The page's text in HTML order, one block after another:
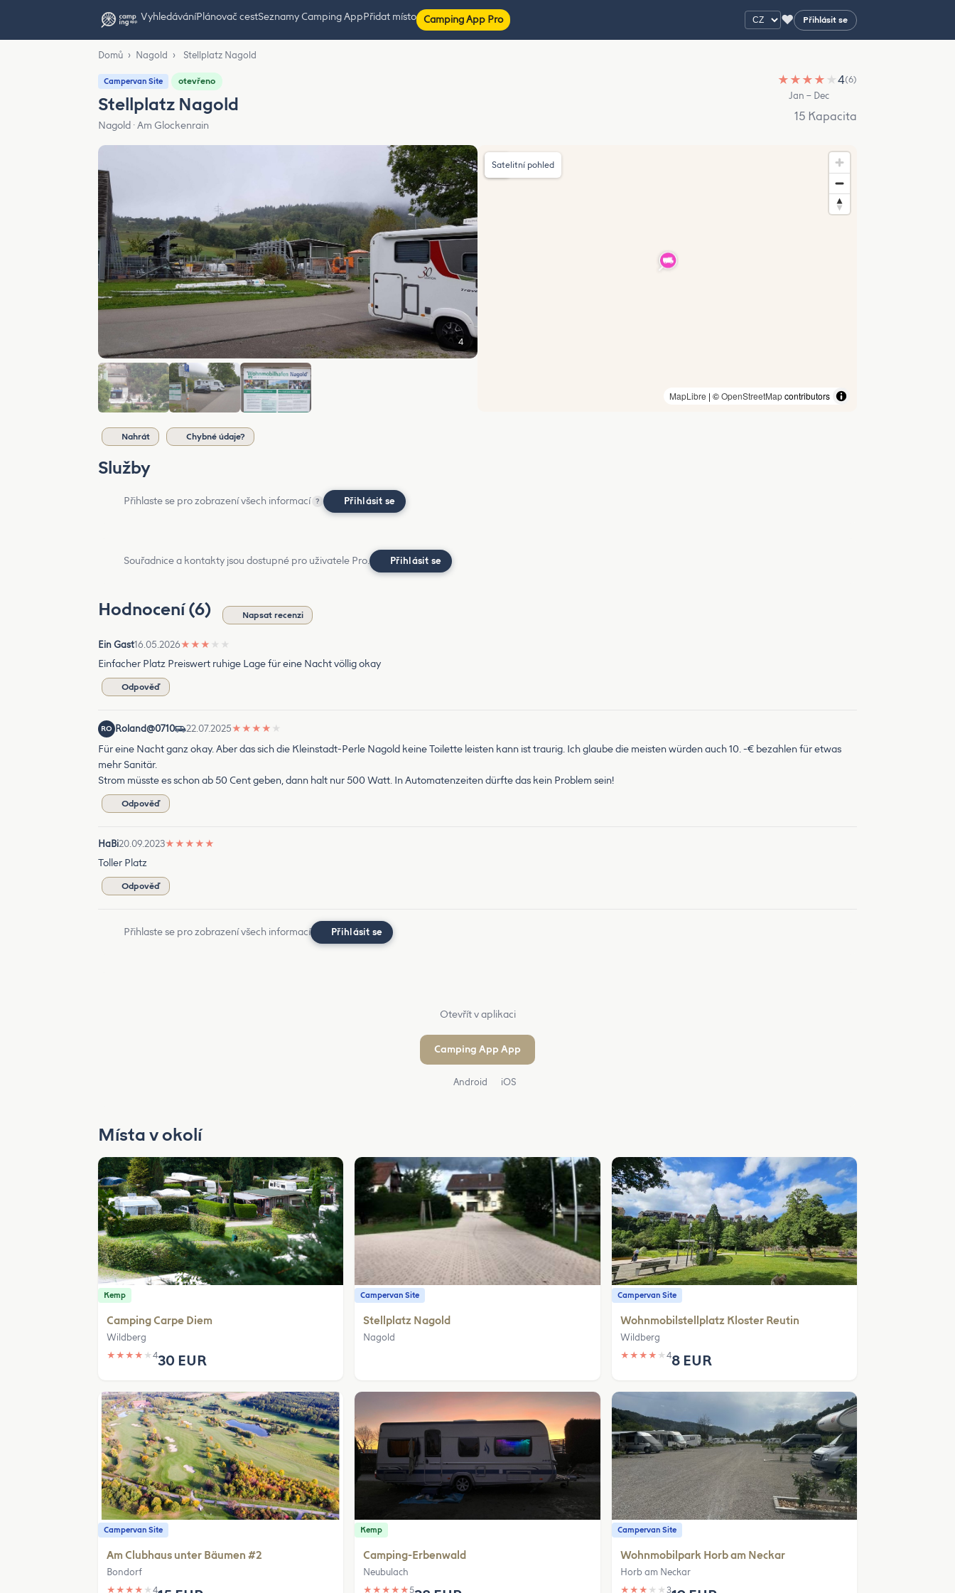
VyhledáváníPlánovač cestSeznamy Camping AppPřidat místo Camping App Pro ♥ Přihlásit se
Domů › Nagold › Stellplatz Nagold
Campervan Site otevřeno
Stellplatz Nagold
Nagold · Am Glockenrain
★ ★ ★ ★ ★4(6)
Jan – Dec
15 Kapacita
4
MapLibre | ©OpenStreetMapcontributors
Satelitní pohled
Nahrát Chybné údaje?
Služby
Přihlaste se pro zobrazení všech informací ? Přihlásit se
Souřadnice a kontakty jsou dostupné pro uživatele Pro. Přihlásit se
Hodnocení (6) Napsat recenzi
Ein Gast16.05.2026★ ★ ★ ★ ★
Einfacher Platz Preiswert ruhige Lage für eine Nacht völlig okay
Odpověď
RO Roland@0710 22.07.2025★ ★ ★ ★ ★
Für eine Nacht ganz okay. Aber das sich die Kleinstadt-Perle Nagold keine Toilette leisten kann ist traurig. Ich glaube die meisten würden auch 10. -€ bezahlen für etwas
mehr Sanitär.
Strom müsste es schon ab 50 Cent geben, dann halt nur 500 Watt. In Automatenzeiten dürfte das kein Problem sein!
Odpověď
HaBi20.09.2023★ ★ ★ ★ ★
Toller Platz
Odpověď
Přihlaste se pro zobrazení všech informací Přihlásit se
Otevřít v aplikaci
Camping App App
Android iOS
Místa v okolí
Kemp
Camping Carpe Diem
Wildberg
★ ★ ★ ★ ★ 430 EUR
Campervan Site
Stellplatz Nagold
Nagold
Campervan Site
Wohnmobilstellplatz Kloster Reutin
Wildberg
★ ★ ★ ★ ★ 48 EUR
Campervan Site
Am Clubhaus unter Bäumen #2
Bondorf
★ ★ ★ ★ ★ 4
Kemp
Camping-Erbenwald
Neubulach
★ ★ ★ ★ ★5
Campervan Site
Wohnmobilpark Horb am Neckar
Horb am Neckar
★ ★ ★ ★ ★ 3